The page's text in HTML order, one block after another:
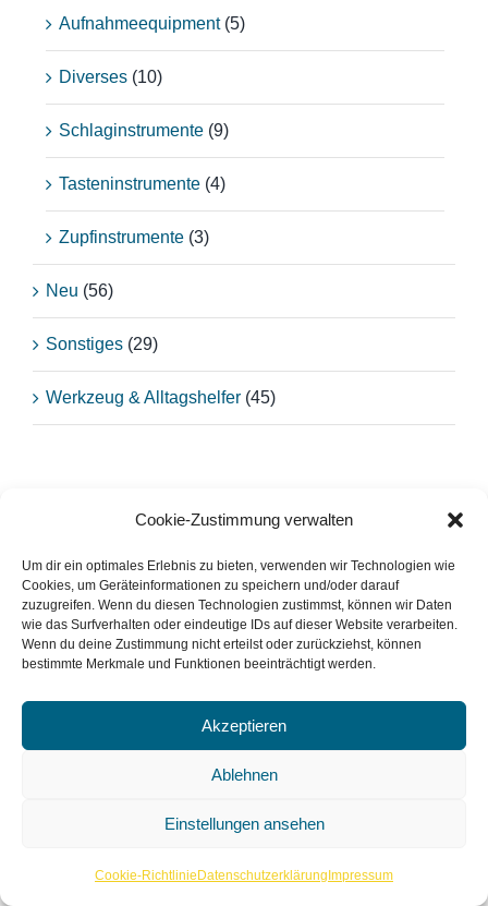
Cookie-Zustimmung verwalten
Um dir ein optimales Erlebnis zu bieten, verwenden wir Technologien wie
Cookies, um Geräteinformationen zu speichern und/oder darauf
zuzugreifen. Wenn du diesen Technologien zustimmst, können wir Daten
wie das Surfverhalten oder eindeutige IDs auf dieser Website verarbeiten.
Wenn du deine Zustimmung nicht erteilst oder zurückziehst, können
bestimmte Merkmale und Funktionen beeinträchtigt werden.
Akzeptieren
Ablehnen
Einstellungen ansehen
Cookie-Richtlinie Datenschutzerklärung Impressum
Aufnahmeequipment (5)
Diverses (10)
Schlaginstrumente (9)
Tasteninstrumente (4)
Zupfinstrumente (3)
Neu (56)
Sonstiges (29)
Werkzeug & Alltagshelfer (45)